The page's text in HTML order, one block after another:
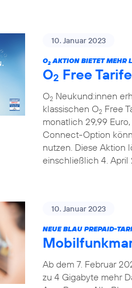
10. Januar 2023
O2 AKTION BIETET MEHR
O2 Free
O2 Neukund:innen
klassischen O2 Free
monatlich 29,99
Connect-Option
nutzen. Diese Aktion
einschließlich 4. April
10. Januar 2023
NEUE BLAU PREPAID-
Ab dem 7. Februar
zu 4 Gigabyte mehr